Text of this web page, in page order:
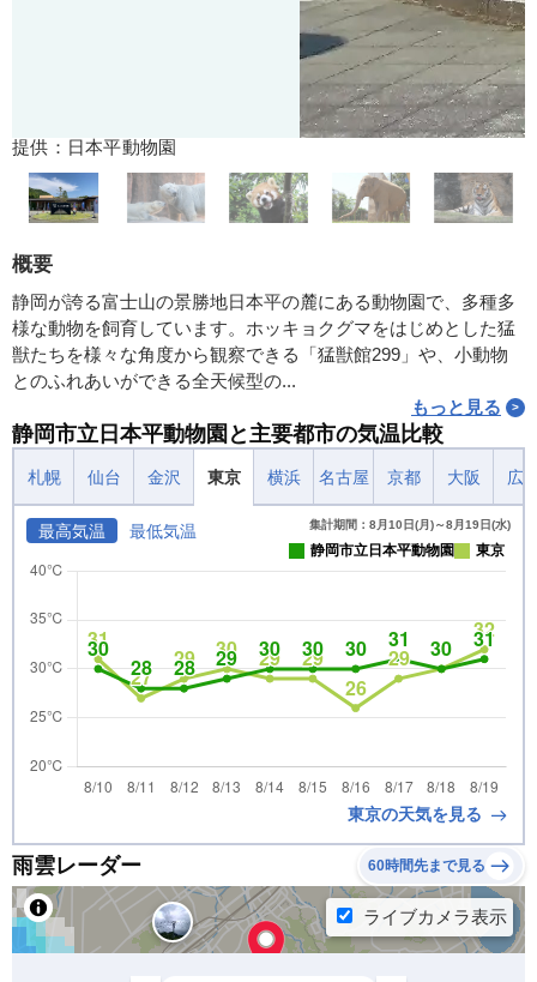
提供：日本平動物園
概要
静岡が誇る富士山の景勝地日本平の麓にある動物園で、多種多
様な動物を飼育しています。ホッキョクグマをはじめとした猛
獣たちを様々な角度から観察できる「猛獣館299」や、小動物
とのふれあいができる全天候型の...
もっと見る
静岡市立日本平動物園と主要都市の気温比較
札幌 仙台 金沢 東京 横浜 名古屋 京都 大阪 広
最高気温 最低気温 集計期間：8月10日(月)～8月19日(水)
静岡市立日本平動物園 東京
東京の天気を見る
雨雲レーダー 60時間先まで見る